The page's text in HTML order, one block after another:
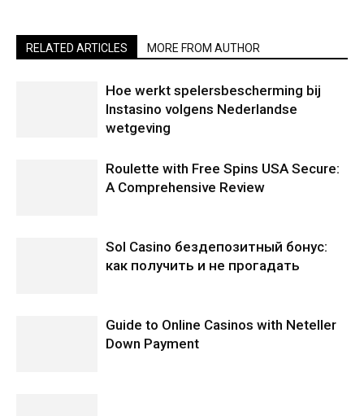
RELATED ARTICLES MORE FROM AUTHOR
Hoe werkt spelersbescherming bij
Instasino volgens Nederlandse
wetgeving
Roulette with Free Spins USA Secure:
A Comprehensive Review
Sol Casino бездепозитный бонус:
как получить и не прогадать
Guide to Online Casinos with Neteller
Down Payment